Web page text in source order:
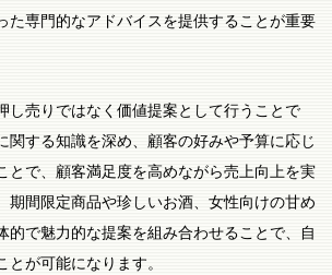
た専門的なアドバイスを提供することが重要
し売りではなく価値提案として行うことで
関する知識を深め、顧客の好みや予算に応じ
とで、顧客満足度を高めながら売上向上を実
期間限定商品や珍しいお酒、女性向けの甘め
的で魅力的な提案を組み合わせることで、自
が可能になります。